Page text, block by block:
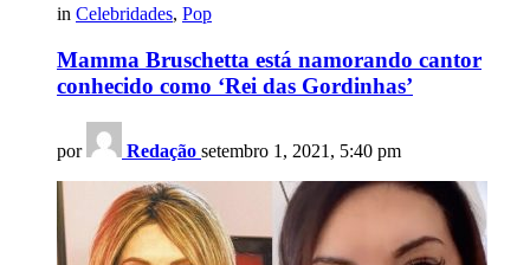
in Celebridades, Pop
Mamma Bruschetta está namorando cantor
conhecido como ‘Rei das Gordinhas’
por Redação setembro 1, 2021, 5:40 pm